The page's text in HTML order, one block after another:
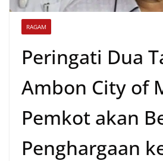
RAGAM
Peringati Dua
Ambon City of
Pemkot akan
Penghargaan